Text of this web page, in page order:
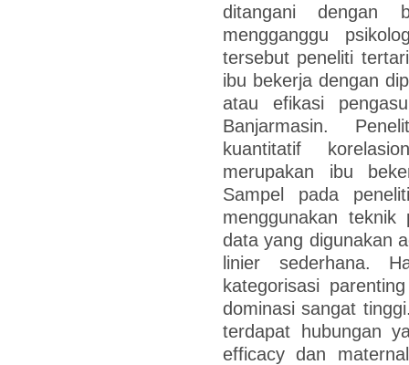
ditangani dengan
mengganggu
tersebut peneliti
ibu bekerja dengan
atau efikasi
Banjarmasin.
kuantitatif
merupakan ibu
Sampel pada
menggunakan teknik
data yang digunakan
linier sederhana.
kategorisasi
dominasi sangat
terdapat hubungan
efficacy dan